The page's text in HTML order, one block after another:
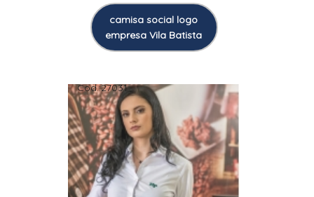
camisa social logo
empresa Vila Batista
Cod.:27031